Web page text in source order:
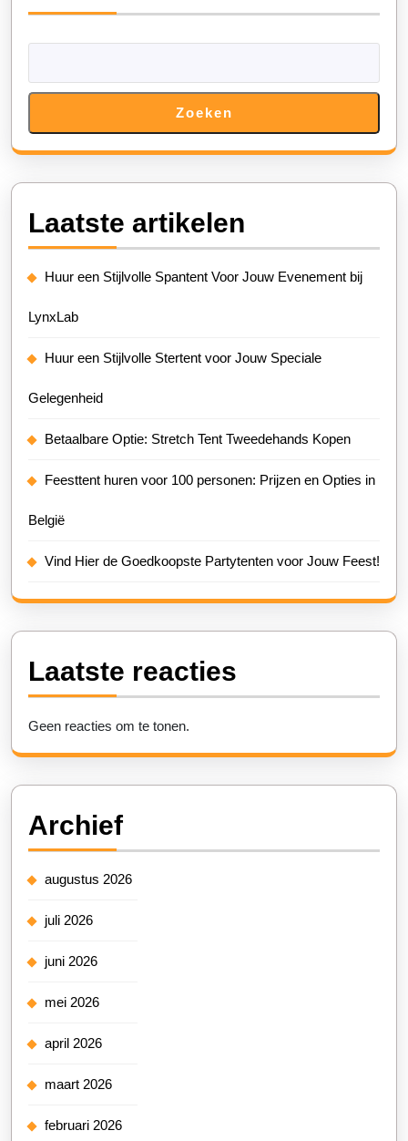
Zoeken
Laatste artikelen
Huur een Stijlvolle Spantent Voor Jouw Evenement bij
LynxLab
Huur een Stijlvolle Stertent voor Jouw Speciale
Gelegenheid
Betaalbare Optie: Stretch Tent Tweedehands Kopen
Feesttent huren voor 100 personen: Prijzen en Opties in
België
Vind Hier de Goedkoopste Partytenten voor Jouw Feest!
Laatste reacties
Geen reacties om te tonen.
Archief
augustus 2026
juli 2026
juni 2026
mei 2026
april 2026
maart 2026
februari 2026